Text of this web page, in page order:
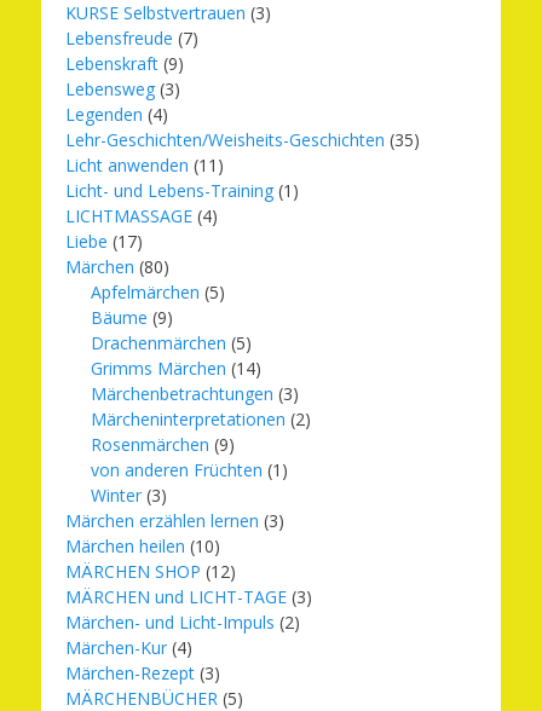
KURSE Selbstvertrauen (3)
Lebensfreude (7)
Lebenskraft (9)
Lebensweg (3)
Legenden (4)
Lehr-Geschichten/Weisheits-Geschichten (35)
Licht anwenden (11)
Licht- und Lebens-Training (1)
LICHTMASSAGE (4)
Liebe (17)
Märchen (80)
Apfelmärchen (5)
Bäume (9)
Drachenmärchen (5)
Grimms Märchen (14)
Märchenbetrachtungen (3)
Märcheninterpretationen (2)
Rosenmärchen (9)
von anderen Früchten (1)
Winter (3)
Märchen erzählen lernen (3)
Märchen heilen (10)
MÄRCHEN SHOP (12)
MÄRCHEN und LICHT-TAGE (3)
Märchen- und Licht-Impuls (2)
Märchen-Kur (4)
Märchen-Rezept (3)
MÄRCHENBÜCHER (5)